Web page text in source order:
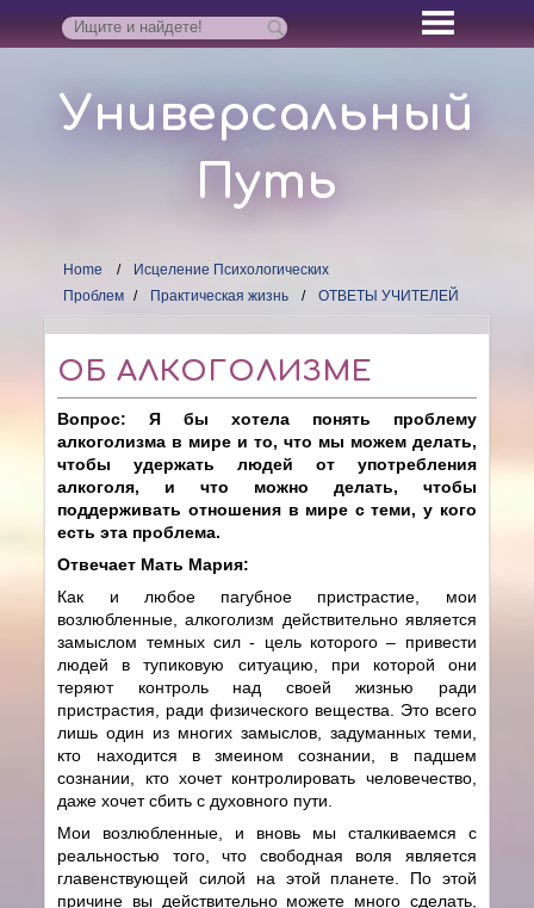
Универсальный
Путь
Home
Исцеление Психологических
Проблем
Практическая жизнь ОТВЕТЫ УЧИТЕЛЕЙ
ОБ АЛКОГОЛИЗМЕ
Вопрос: Я бы хотела понять проблему
алкоголизма в мире и то, что мы можем делать,
чтобы удержать людей от употребления
алкоголя, и что можно делать, чтобы
поддерживать отношения в мире с теми, у кого
есть эта проблема.
Отвечает Мать Мария:
Как и любое пагубное пристрастие, мои
возлюбленные, алкоголизм действительно является
замыслом темных сил - цель которого – привести
людей в тупиковую ситуацию, при которой они
теряют контроль над своей жизнью ради
пристрастия, ради физического вещества. Это всего
лишь один из многих замыслов, задуманных теми,
кто находится в змеином сознании, в падшем
сознании, кто хочет контролировать человечество,
даже хочет сбить с духовного пути.
Мои возлюбленные, и вновь мы сталкиваемся с
реальностью того, что свободная воля является
главенствующей силой на этой планете. По этой
причине вы действительно можете много сделать,